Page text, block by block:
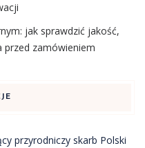
jak sprawdzić jakość,
przed zamówieniem
przyrodniczy skarb Polski